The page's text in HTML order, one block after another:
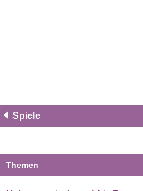
Spiele
Themen